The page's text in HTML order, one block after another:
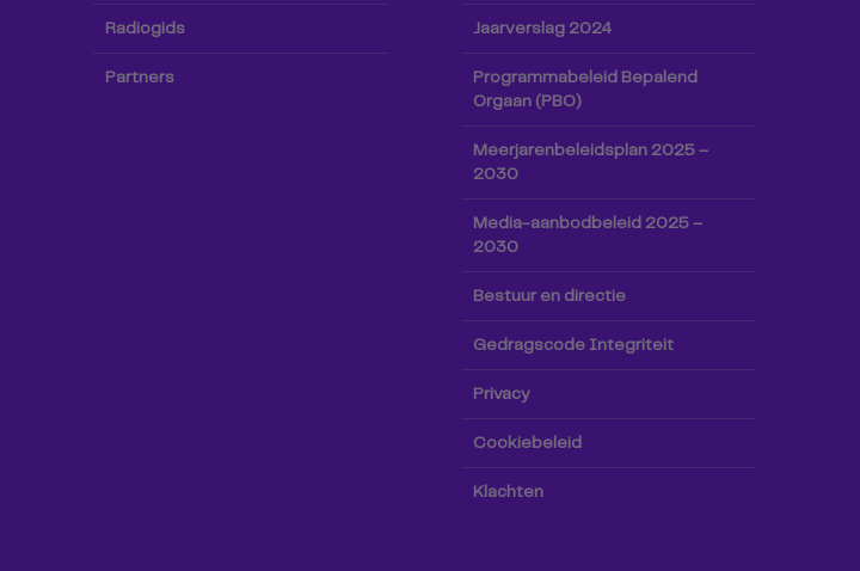
Radiogids
Partners
Jaarverslag 2024
Programmabeleid Bepalend
Orgaan (PBO)
Meerjarenbeleidsplan 2025 –
2030
Media-aanbodbeleid 2025 –
2030
Bestuur en directie
Gedragscode Integriteit
Privacy
Cookiebeleid
Klachten